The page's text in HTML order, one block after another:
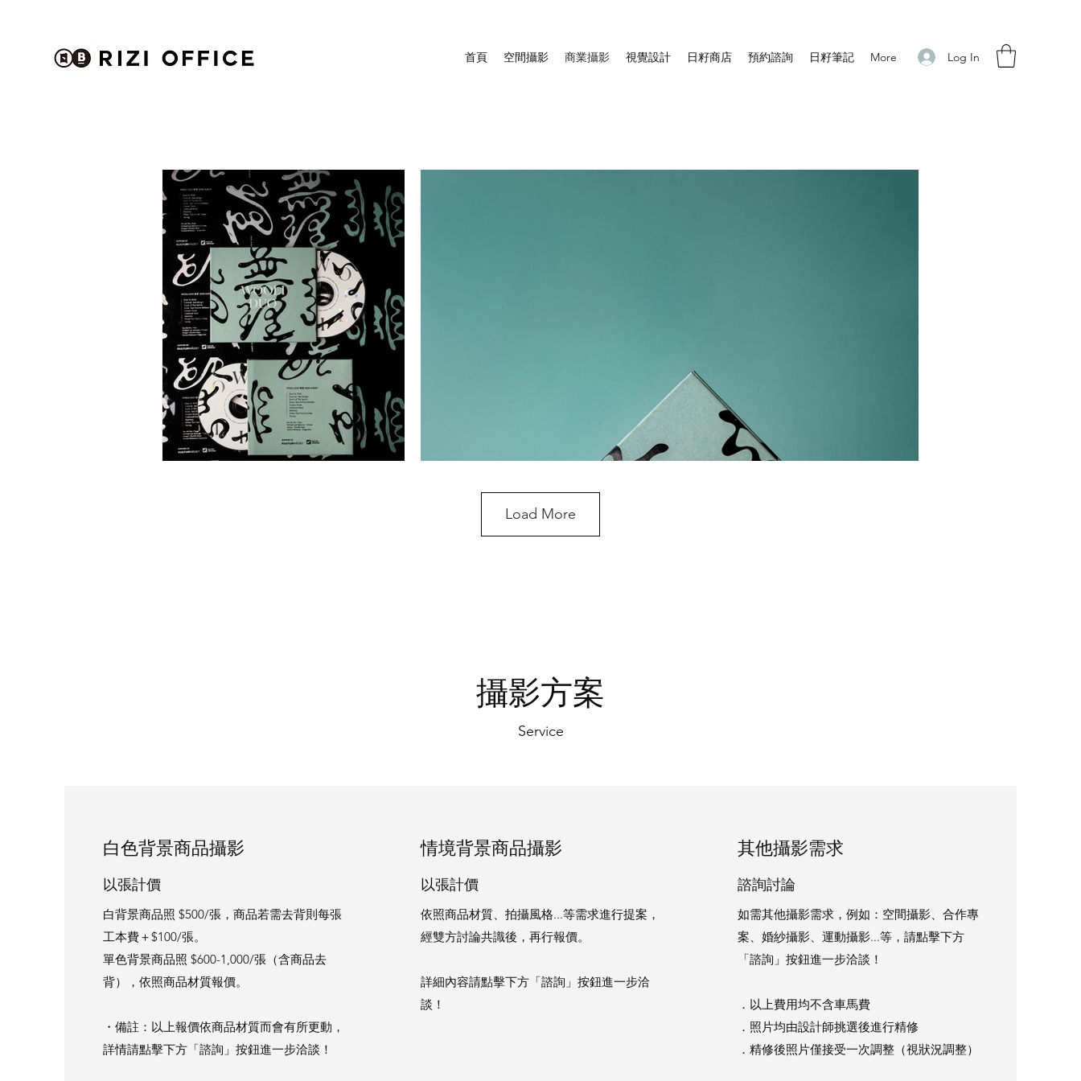
Log In
首頁 空間攝影 商業攝影 視覺設計 日籽商店 預約諮詢 日籽筆記 More
Load More
攝影方案
Service
白色背景商品攝影​
​以張計價
白背景商品照 $500/張，商品若需去背則每張
工本費＋$100/張。
單色背景商品照 $600-1,000/張（含商品去
背），依照商品材質報價。
・備註：以上報價依商品材質而會有所更動，
詳情請點擊下方「諮詢」按鈕進一步洽談！
情境背景商品攝影
​​以張計價
依照商品材質、拍攝風格...等需求進行提案，
經雙方討論共識後，再行報價。
詳細內容請點擊下方「諮詢」按鈕進一步洽
談！
其他攝影需求
諮詢討論
如需其他攝影需求，例如：空間攝影、合作專
案、婚紗攝影、運動攝影...等，請點擊下方
「諮詢」按鈕進一步洽談！
．​以上費用均不含車馬費
．照片均由設計師挑選後進行精修​
．精修後照片僅接受一次調整（視狀況調整）